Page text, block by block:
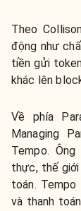
Theo
động như
tiền gửi
khác lên
Về phía
Managing
Tempo.
thực, thế
toán.
và thanh